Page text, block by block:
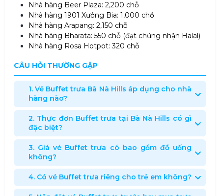
Nhà hàng Beer Plaza: 2,200 chỗ
Nhà hàng 1901 Xưởng Bia: 1,000 chỗ
Nhà hàng Arapang: 2,150 chỗ
Nhà hàng Bharata: 550 chỗ (đạt chứng nhận Halal)
Nhà hàng Rosa Hotpot: 320 chỗ
CÂU HỎI THƯỜNG GẶP
1. Vé Buffet trưa Bà Nà Hills áp dụng cho nhà
hàng nào?
2. Thực đơn Buffet trưa tại Bà Nà Hills có gì
đặc biệt?
3. Giá vé Buffet trưa có bao gồm đồ uống
không?
4. Có vé Buffet trưa riêng cho trẻ em không?